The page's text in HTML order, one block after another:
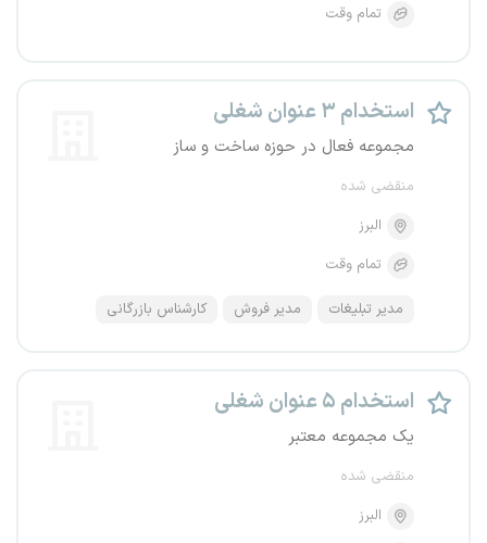
تمام وقت
استخدام ۳ عنوان شغلی
مجموعه فعال در حوزه ساخت و ساز
منقضی شده
البرز
تمام وقت
مدیر تبلیغات مدیر فروش کارشناس بازرگانی
استخدام ۵ عنوان شغلی
یک مجموعه معتبر
منقضی شده
البرز